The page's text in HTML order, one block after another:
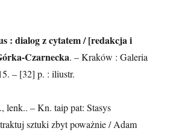
: dialog z cytatem / [redakcja i
Czarnecka. – Kraków : Galeria
– [32] p. : iliustr.
lenk.. – Kn. taip pat: Stasys
sztuki zbyt poważnie / Adam